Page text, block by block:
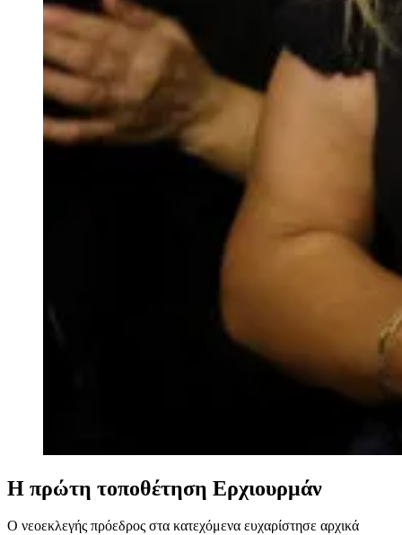
Η πρώτη τοποθέτηση Ερχιουρμάν
Ο νεοεκλεγής πρόεδρος στα κατεχόμενα ευχαρίστησε αρχικά